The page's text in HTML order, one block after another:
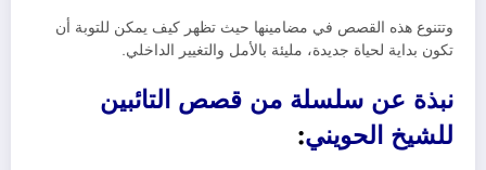
وتتنوع هذه القصص في مضامينها حيث تظهر كيف يمكن للتوبة أن
تكون بداية لحياة جديدة، مليئة بالأمل والتغيير الداخلي.
نبذة عن سلسلة من قصص التائبين
للشيخ الحويني: